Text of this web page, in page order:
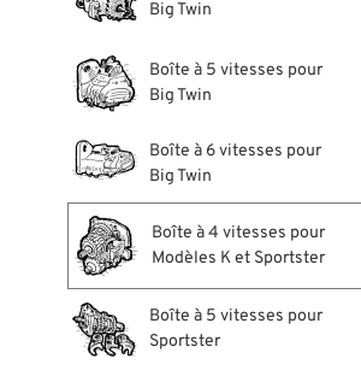
Big Twin
Boîte à 5 vitesses pour
Big Twin
Boîte à 6 vitesses pour
Big Twin
Boîte à 4 vitesses pour
Modèles K et Sportster
Boîte à 5 vitesses pour
Sportster